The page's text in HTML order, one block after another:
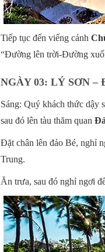
Tiếp tục đến viếng cảnh
“Đường lên trời-Đường
NGÀY 03: LÝ SƠN –
Sáng: Quý khách thức dậy
sau đó lên tàu thăm quan
Đặt chân lên đảo Bé, nghỉ
Trung.
Ăn trưa, sau đó nghỉ ngơi